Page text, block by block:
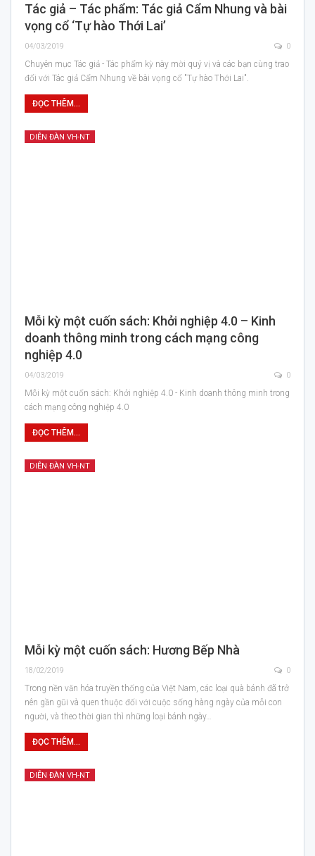
Tác giả – Tác phẩm: Tác giả Cẩm Nhung và bài
vọng cổ ‘Tự hào Thới Lai’
04/03/2019 0
Chuyên mục Tác giả - Tác phẩm kỳ này mời quý vị và các bạn cùng trao
đổi với Tác giả Cẩm Nhung về bài vọng cổ "Tự hào Thới Lai".
ĐỌC THÊM...
DIỄN ĐÀN VH-NT
Mỗi kỳ một cuốn sách: Khởi nghiệp 4.0 – Kinh
doanh thông minh trong cách mạng công
nghiệp 4.0
04/03/2019 0
Mỗi kỳ một cuốn sách: Khởi nghiệp 4.0 - Kinh doanh thông minh trong
cách mạng công nghiệp 4.0
ĐỌC THÊM...
DIỄN ĐÀN VH-NT
Mỗi kỳ một cuốn sách: Hương Bếp Nhà
18/02/2019 0
Trong nền văn hóa truyền thống của Việt Nam, các loại quà bánh đã trở
nên gần gũi và quen thuộc đối với cuộc sống hàng ngày của mỗi con
người, và theo thời gian thì những loại bánh ngày…
ĐỌC THÊM...
DIỄN ĐÀN VH-NT